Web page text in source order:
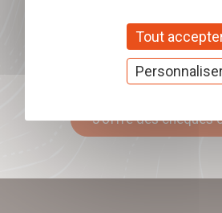
Offrez nos
cadeaux
J'offre des chèques
Tout